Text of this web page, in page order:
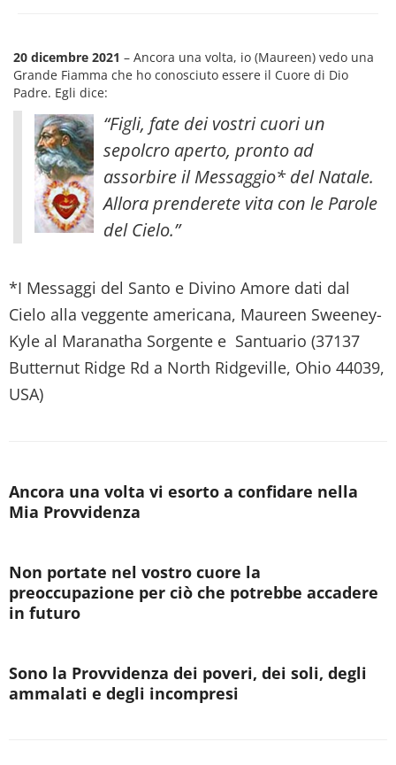
20 dicembre 2021 – Ancora una volta, io (Maureen) vedo una
Grande Fiamma che ho conosciuto essere il Cuore di Dio
Padre. Egli dice:
“Figli, fate dei vostri cuori un
sepolcro aperto, pronto ad
assorbire il Messaggio* del Natale.
Allora prenderete vita con le Parole
del Cielo.”
*I Messaggi del Santo e Divino Amore dati dal
Cielo alla veggente americana, Maureen Sweeney-
Kyle al Maranatha Sorgente e Santuario (37137
Butternut Ridge Rd a North Ridgeville, Ohio 44039,
USA)
Ancora una volta vi esorto a confidare nella
Mia Provvidenza
Non portate nel vostro cuore la
preoccupazione per ciò che potrebbe accadere
in futuro
Sono la Provvidenza dei poveri, dei soli, degli
ammalati e degli incompresi